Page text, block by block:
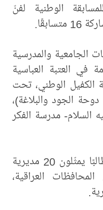
الوطنية لفنّ
الجامعية والمدرسية
في العتبة العباسية
الكفيل الوطني، تحت
الجود والبلاغة)،
السلام- مدرسة الفكر
ويشارك في المسابقة 60 طالبًا يمثّلون 20 مديرية
العراقية،